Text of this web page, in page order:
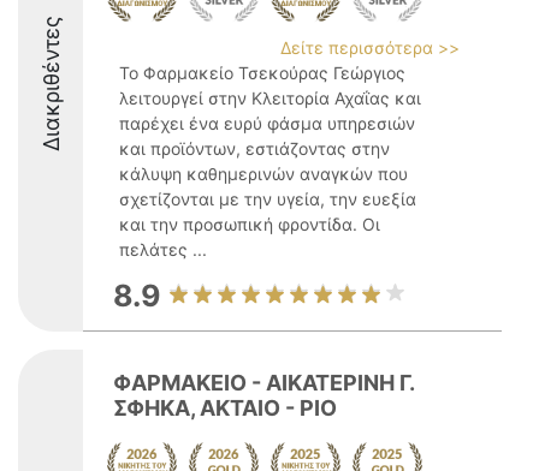
Διακριθέντες
Δείτε περισσότερα >>
Το Φαρμακείο Τσεκούρας Γεώργιος
λειτουργεί στην Κλειτορία Αχαΐας και
παρέχει ένα ευρύ φάσμα υπηρεσιών
και προϊόντων, εστιάζοντας στην
κάλυψη καθημερινών αναγκών που
σχετίζονται με την υγεία, την ευεξία
και την προσωπική φροντίδα. Οι
πελάτες ...
8.9
ΦΑΡΜΑΚΕΙΟ - ΑΙΚΑΤΕΡΙΝΗ Γ.
ΣΦΗΚΑ, ΑΚΤΑΙΟ - ΡΙΟ